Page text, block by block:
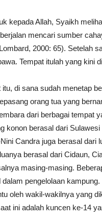
kepada Allah, Syaikh
mencari sumber
2000: 65). Setelah
Tempat itulah yang kini
di sana sudah menetap
orang tua yang
dari berbagai tempat
konon berasal dari
Candra juga berasal dari
berasal dari Cidaun,
masing-masing.
pengelolaan
oleh wakil-wakilnya yang
ini adalah kuncen ke-14